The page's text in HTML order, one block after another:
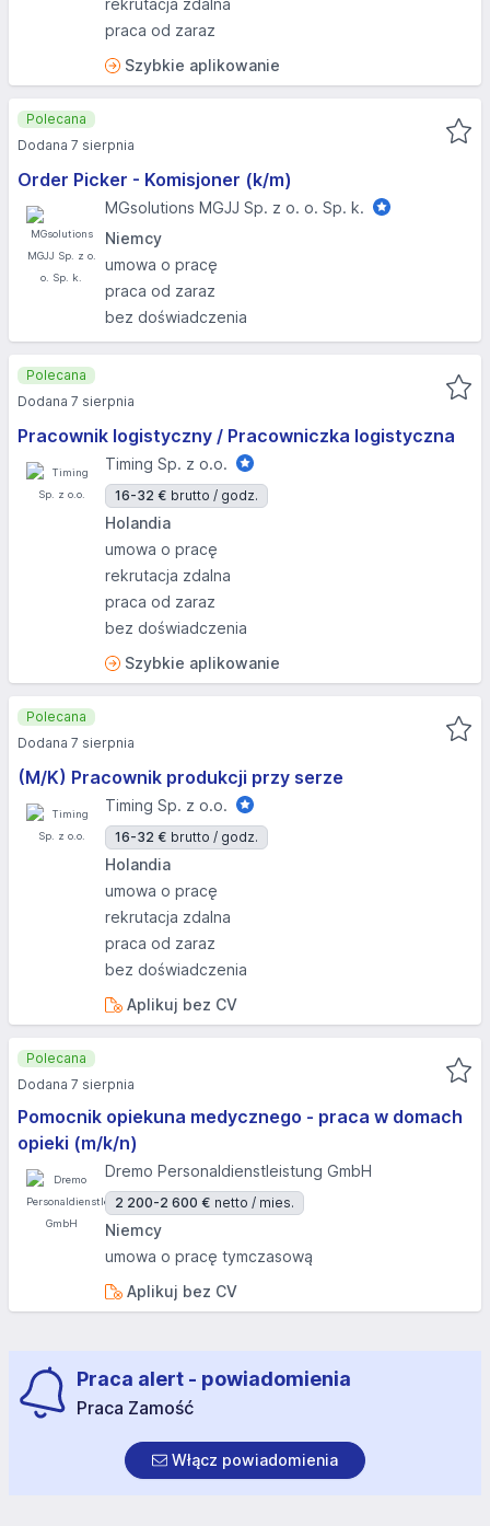
rekrutacja zdalna
praca od zaraz
Szybkie aplikowanie
Order Picker - Komisjoner (k/m)
MGsolutions MGJJ Sp. z o. o. Sp. k.
Niemcy
umowa o pracę
praca od zaraz
bez doświadczenia
Polecana
Dodana 7 sierpnia
Pracownik logistyczny / Pracowniczka logistyczna
Timing Sp. z o.o.
16-32 € brutto / godz.
Holandia
umowa o pracę
rekrutacja zdalna
praca od zaraz
bez doświadczenia
Szybkie aplikowanie
Polecana
Dodana 7 sierpnia
(M/K) Pracownik produkcji przy serze
Timing Sp. z o.o.
16-32 € brutto / godz.
Holandia
umowa o pracę
rekrutacja zdalna
praca od zaraz
bez doświadczenia
Aplikuj bez CV
Polecana
Dodana 7 sierpnia
Pomocnik opiekuna medycznego - praca w domach
opieki (m/k/n)
Dremo Personaldienstleistung GmbH
2 200-2 600 € netto / mies.
Niemcy
umowa o pracę tymczasową
Aplikuj bez CV
Polecana
Dodana 7 sierpnia
Praca alert - powiadomienia
Praca Zamość
Włącz powiadomienia